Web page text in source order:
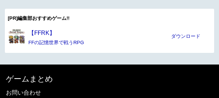
[PR]編集部おすすめゲーム!!
【FFRK】
FFの記憶世界で戦うRPG
ダウンロード
ゲームまとめ
お問い合わせ